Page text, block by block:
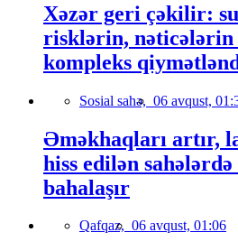
Xəzər geri çəkilir:
risklərin,
kompleks
Sosial sahə, 06 avqust,
Əməkhaqları artır,
hiss edilən
bahalaşır
Qafqaz, 06 avqust, 01:06